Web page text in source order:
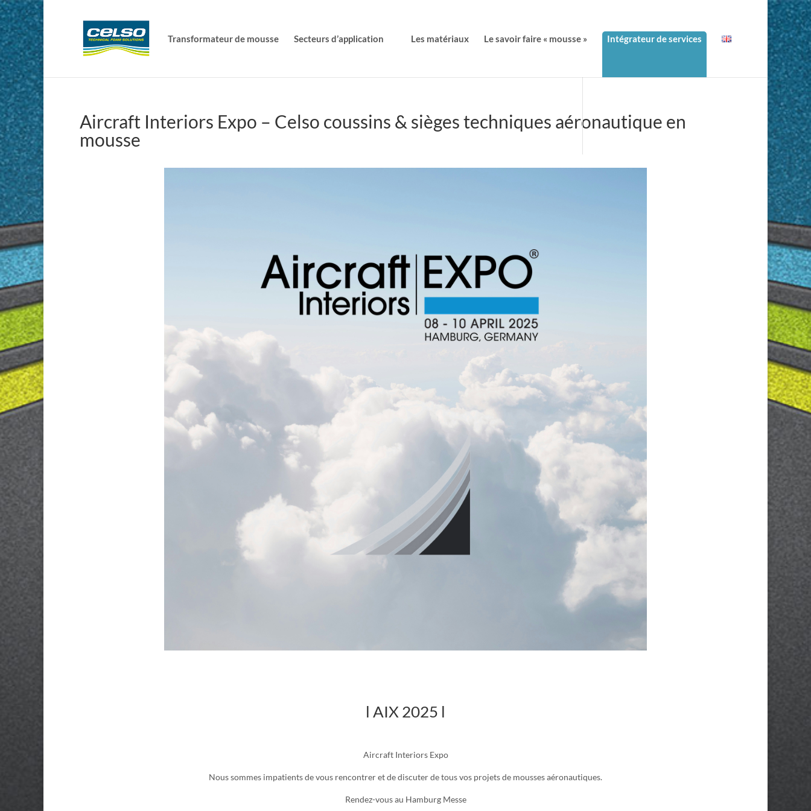
Transformateur de mousse Secteurs d’application Les matériaux Le savoir faire « mousse » Intégrateur de services
Aircraft Interiors Expo – Celso coussins & sièges techniques aéronautique en
mousse
l AIX 2025 l
Aircraft Interiors Expo
Nous sommes impatients de vous rencontrer et de discuter de tous vos projets de mousses aéronautiques.
Rendez-vous au Hamburg Messe